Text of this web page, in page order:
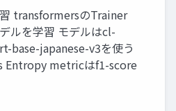
transformersのTrainer
ルを学習 モデルはcl-
base-japanese-v3を使う
Entropy metricはf1-score